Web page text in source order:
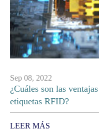
Sep 08, 2022
¿Cuáles son las
etiquetas RFID?
LEER MÁS